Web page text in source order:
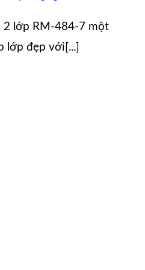
2 lớp RM-484-7 một
lớp đẹp với[...]